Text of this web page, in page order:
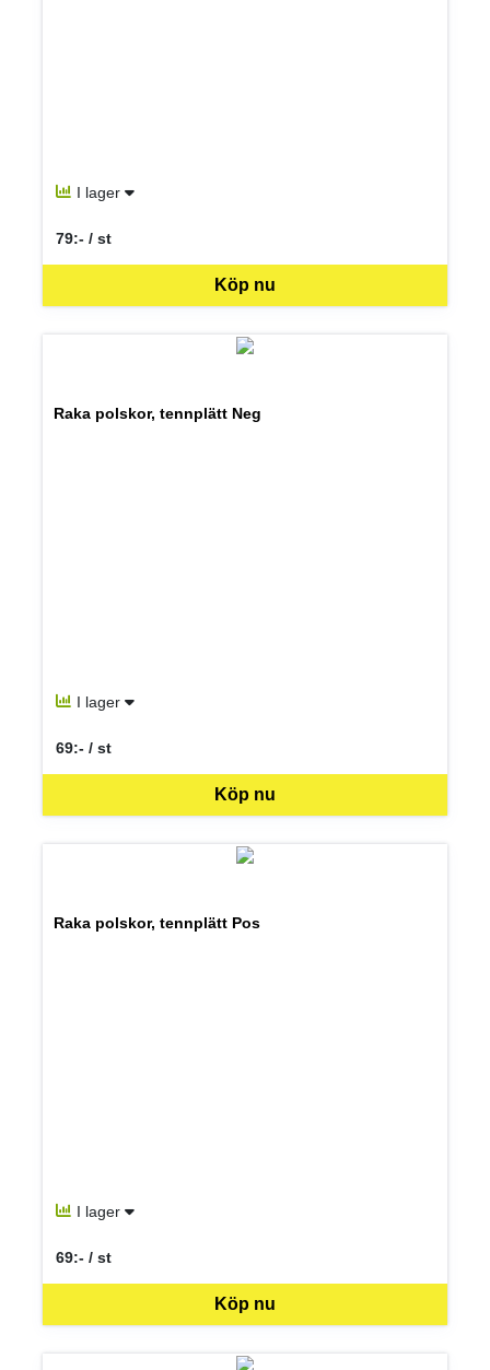
I lager
Köp nu
79:- / st
SEK per ST
Raka polskor, tennplätt Neg
I lager
Köp nu
69:- / st
SEK per ST
Raka polskor, tennplätt Pos
I lager
Köp nu
69:- / st
SEK per ST